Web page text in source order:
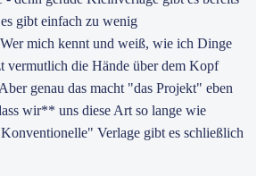
gibt einfach zu wenig
mich kennt und weiß, wie ich Dinge
vermutlich die Hände über dem Kopf
genau das macht "das Projekt" eben
wir** uns diese Art so lange wie
Verlage gibt es schließlich